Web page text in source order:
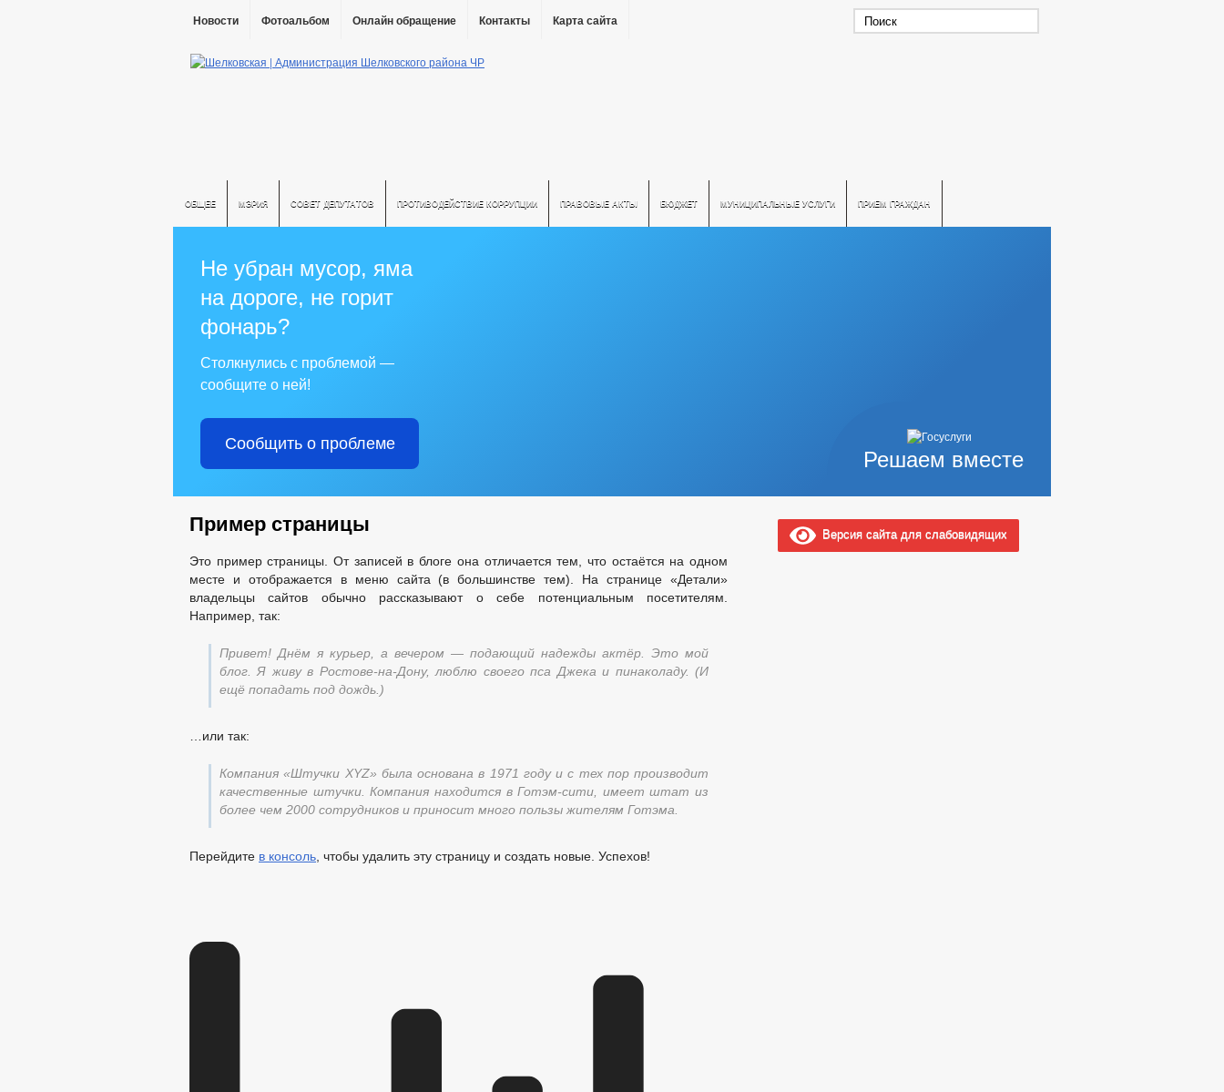
Новости Фотоальбом Онлайн обращение Контакты Карта сайта
ОБЩЕЕ МЭРИЯ СОВЕТ ДЕПУТАТОВ ПРОТИВОДЕЙСТВИЕ КОРРУПЦИИ ПРАВОВЫЕ АКТЫ БЮДЖЕТ МУНИЦИПАЛЬНЫЕ УСЛУГИ ПРИЕМ ГРАЖДАН
Решаем вместе
Не убран мусор, яма
на дороге, не горит
фонарь?
Столкнулись с проблемой —
сообщите о ней!
Сообщить о проблеме
Пример страницы
Это пример страницы. От записей в блоге она отличается тем, что остаётся на одном
месте и отображается в меню сайта (в большинстве тем). На странице «Детали»
владельцы сайтов обычно рассказывают о себе потенциальным посетителям.
Например, так:
Привет! Днём я курьер, а вечером — подающий надежды актёр. Это мой
блог. Я живу в Ростове-на-Дону, люблю своего пса Джека и пинаколаду. (И
ещё попадать под дождь.)
…или так:
Компания «Штучки XYZ» была основана в 1971 году и с тех пор производит
качественные штучки. Компания находится в Готэм-сити, имеет штат из
более чем 2000 сотрудников и приносит много пользы жителям Готэма.
Перейдите в консоль , чтобы удалить эту страницу и создать новые. Успехов!
Версия сайта для слабовидящих